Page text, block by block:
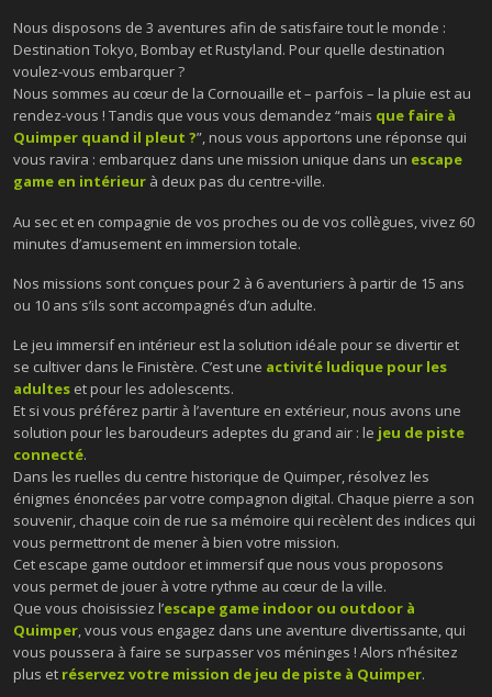
Nous disposons de 3 aventures afin de satisfaire tout le monde :
Destination Tokyo, Bombay et Rustyland. Pour quelle destination
voulez-vous embarquer ?
Nous sommes au cœur de la Cornouaille et – parfois – la pluie est au
rendez-vous ! Tandis que vous vous demandez “mais que faire à
Quimper quand il pleut ?”, nous vous apportons une réponse qui
vous ravira : embarquez dans une mission unique dans un escape
game en intérieur à deux pas du centre-ville.
Au sec et en compagnie de vos proches ou de vos collègues, vivez 60
minutes d’amusement en immersion totale.
Nos missions sont conçues pour 2 à 6 aventuriers à partir de 15 ans
ou 10 ans s’ils sont accompagnés d’un adulte.
Le jeu immersif en intérieur est la solution idéale pour se divertir et
se cultiver dans le Finistère. C’est une activité ludique pour les
adultes et pour les adolescents.
Et si vous préférez partir à l’aventure en extérieur, nous avons une
solution pour les baroudeurs adeptes du grand air : le jeu de piste
connecté.
Dans les ruelles du centre historique de Quimper, résolvez les
énigmes énoncées par votre compagnon digital. Chaque pierre a son
souvenir, chaque coin de rue sa mémoire qui recèlent des indices qui
vous permettront de mener à bien votre mission.
Cet escape game outdoor et immersif que nous vous proposons
vous permet de jouer à votre rythme au cœur de la ville.
Que vous choisissiez l’escape game indoor ou outdoor à
Quimper, vous vous engagez dans une aventure divertissante, qui
vous poussera à faire se surpasser vos méninges ! Alors n’hésitez
plus et réservez votre mission de jeu de piste à Quimper.